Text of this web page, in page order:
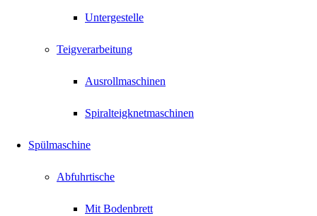
Untergestelle
Teigverarbeitung
Ausrollmaschinen
Spiralteigknetmaschinen
Spülmaschine
Abfuhrtische
Mit Bodenbrett